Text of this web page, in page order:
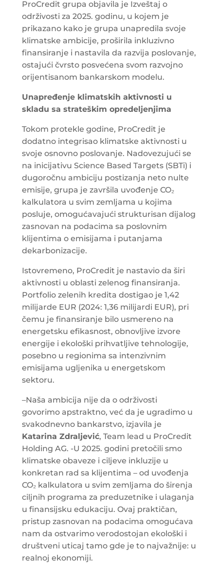
ProCredit grupa objavila je Izveštaj o
održivosti za 2025. godinu, u kojem je
prikazano kako je grupa unapredila svoje
klimatske ambicije, proširila inkluzivno
finansiranje i nastavila da razvija poslovanje,
ostajući čvrsto posvećena svom razvojno
orijentisanom bankarskom modelu.
Unapređenje klimatskih aktivnosti u
skladu sa strateškim opredeljenjima
Tokom protekle godine, ProCredit je
dodatno integrisao klimatske aktivnosti u
svoje osnovno poslovanje. Nadovezujući se
na inicijativu Science Based Targets (SBTi) i
dugoročnu ambiciju postizanja neto nulte
emisije, grupa je završila uvođenje CO₂
kalkulatora u svim zemljama u kojima
posluje, omogućavajući strukturisan dijalog
zasnovan na podacima sa poslovnim
klijentima o emisijama i putanjama
dekarbonizacije.
Istovremeno, ProCredit je nastavio da širi
aktivnosti u oblasti zelenog finansiranja.
Portfolio zelenih kredita dostigao je 1,42
milijarde EUR (2024: 1,36 milijardi EUR), pri
čemu je finansiranje bilo usmereno na
energetsku efikasnost, obnovljive izvore
energije i ekološki prihvatljive tehnologije,
posebno u regionima sa intenzivnim
emisijama ugljenika u energetskom
sektoru.
–Naša ambicija nije da o održivosti
govorimo apstraktno, već da je ugradimo u
svakodnevno bankarstvo, izjavila je
Katarina Zdraljević, Team lead u ProCredit
Holding AG. -U 2025. godini pretočili smo
klimatske obaveze i ciljeve inkluzije u
konkretan rad sa klijentima – od uvođenja
CO₂ kalkulatora u svim zemljama do širenja
ciljnih programa za preduzetnike i ulaganja
u finansijsku edukaciju. Ovaj praktičan,
pristup zasnovan na podacima omogućava
nam da ostvarimo verodostojan ekološki i
društveni uticaj tamo gde je to najvažnije: u
realnoj ekonomiji.